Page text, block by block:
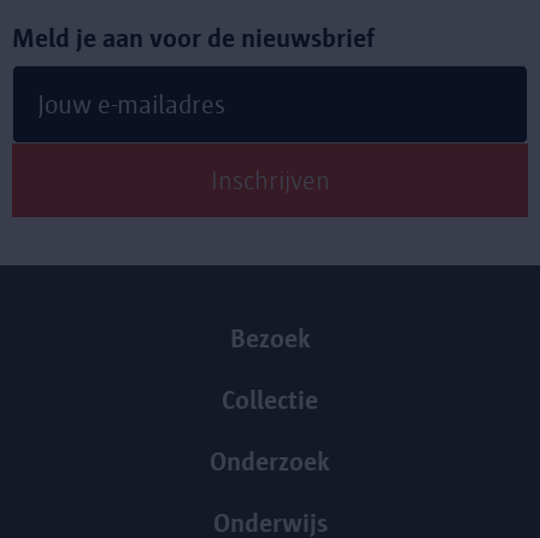
Meld je aan voor de nieuwsbrief
Bezoek
Collectie
Onderzoek
Onderwijs